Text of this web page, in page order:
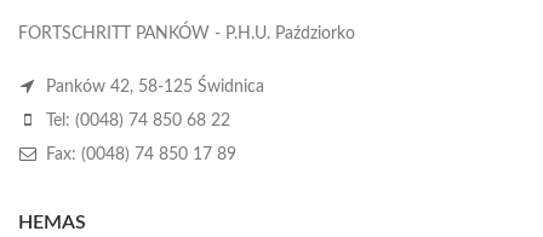
FORTSCHRITT PANKÓW - P.H.U. Paździorko
Panków 42, 58-125 Świdnica
Tel: (0048) 74 850 68 22
Fax: (0048) 74 850 17 89
HEMAS